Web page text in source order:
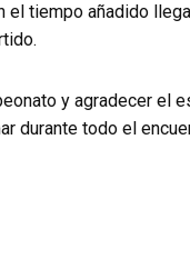
el tiempo añadido
y agradecer el
durante todo el